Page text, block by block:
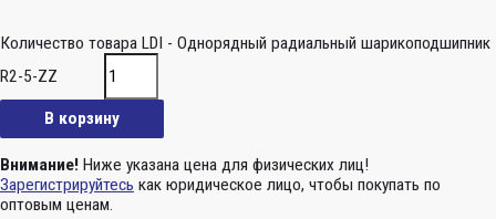
Количество товара LDI - Однорядный радиальный шарикоподшипник
R2-5-ZZ
В корзину
Внимание! Ниже указана цена для физических лиц!
Зарегистрируйтесь как юридическое лицо, чтобы покупать по
оптовым ценам.